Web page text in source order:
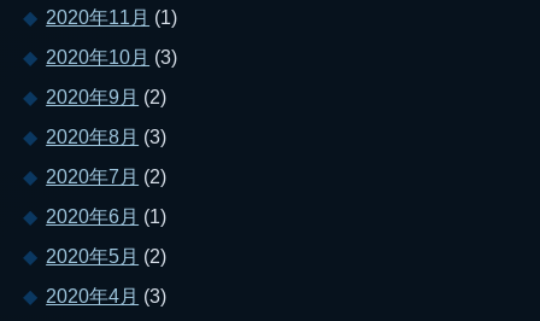
2020年11月 (1)
2020年10月 (3)
2020年9月 (2)
2020年8月 (3)
2020年7月 (2)
2020年6月 (1)
2020年5月 (2)
2020年4月 (3)